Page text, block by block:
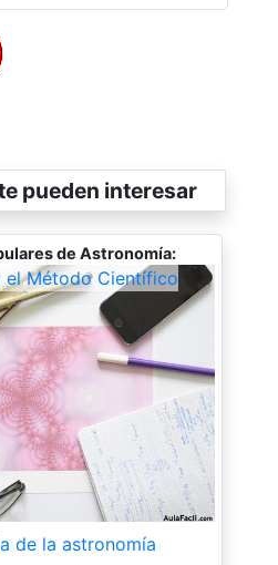
pueden interesar
de Astronomía:
el Método Científico
de la astronomía